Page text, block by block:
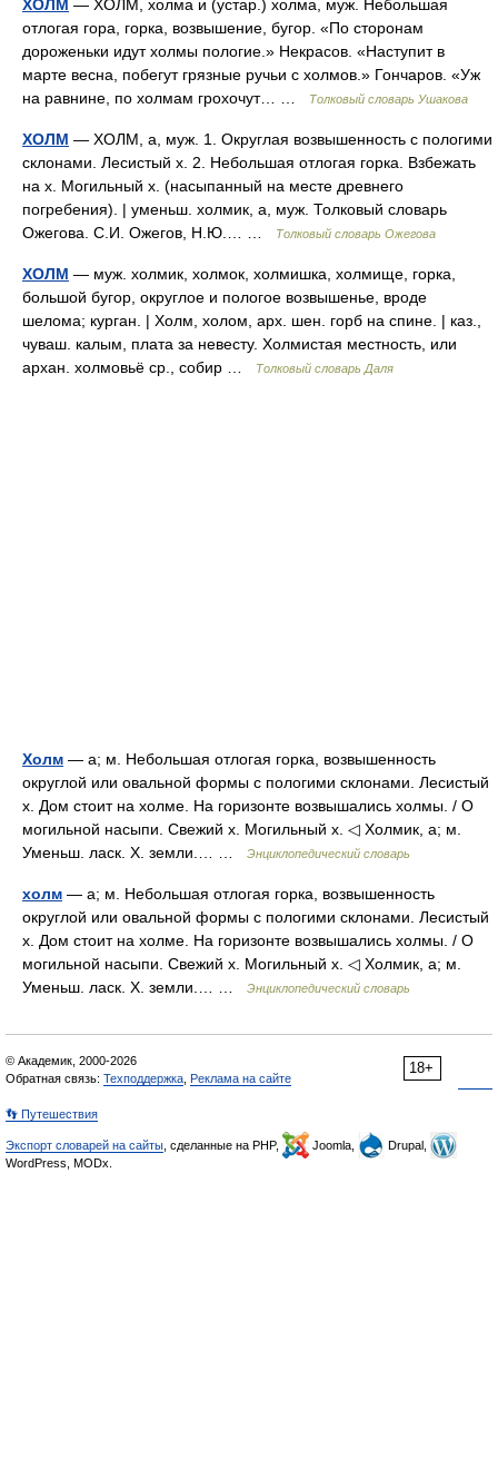
ХОЛМ — ХОЛМ, холма и (устар.) холма, муж. Небольшая
отлогая гора, горка, возвышение, бугор. «По сторонам
дороженьки идут холмы пологие.» Некрасов. «Наступит в
марте весна, побегут грязные ручьи с холмов.» Гончаров. «Уж
на равнине, по холмам грохочут… …
Толковый словарь Ушакова
ХОЛМ — ХОЛМ, а, муж. 1. Округлая возвышенность с пологими
склонами. Лесистый х. 2. Небольшая отлогая горка. Взбежать
на х. Могильный х. (насыпанный на месте древнего
погребения). | уменьш. холмик, а, муж. Толковый словарь
Ожегова. С.И. Ожегов, Н.Ю.… …
Толковый словарь Ожегова
ХОЛМ — муж. холмик, холмок, холмишка, холмище, горка,
большой бугор, округлое и пологое возвышенье, вроде
шелома; курган. | Холм, холом, арх. шен. горб на спине. | каз.,
чуваш. калым, плата за невесту. Холмистая местность, или
архан. холмовьё ср., собир …
Толковый словарь Даля
Холм — а; м. Небольшая отлогая горка, возвышенность
округлой или овальной формы с пологими склонами. Лесистый
х. Дом стоит на холме. На горизонте возвышались холмы. / О
могильной насыпи. Свежий х. Могильный х. ◁ Холмик, а; м.
Уменьш. ласк. Х. земли.… …
Энциклопедический словарь
холм — а; м. Небольшая отлогая горка, возвышенность
округлой или овальной формы с пологими склонами. Лесистый
х. Дом стоит на холме. На горизонте возвышались холмы. / О
могильной насыпи. Свежий х. Могильный х. ◁ Холмик, а; м.
Уменьш. ласк. Х. земли.… …
Энциклопедический словарь
18+
© Академик, 2000-2026
Обратная связь: Техподдержка Реклама на сайте
👣 Путешествия
Экспорт словарей на сайты , сделанные на PHP, Joomla,
Drupal,
WordPress, MODx.